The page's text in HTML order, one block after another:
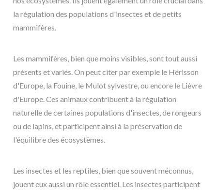
la régulation des populations d'insectes et de petits
mammifères.
Les mammifères, bien que moins visibles, sont tout aussi
présents et variés. On peut citer par exemple le Hérisson
d'Europe, la Fouine, le Mulot sylvestre, ou encore le Lièvre
d'Europe. Ces animaux contribuent à la régulation
naturelle de certaines populations d'insectes, de rongeurs
ou de lapins, et participent ainsi à la préservation de
l'équilibre des écosystèmes.
Les insectes et les reptiles, bien que souvent méconnus,
jouent eux aussi un rôle essentiel. Les insectes participent